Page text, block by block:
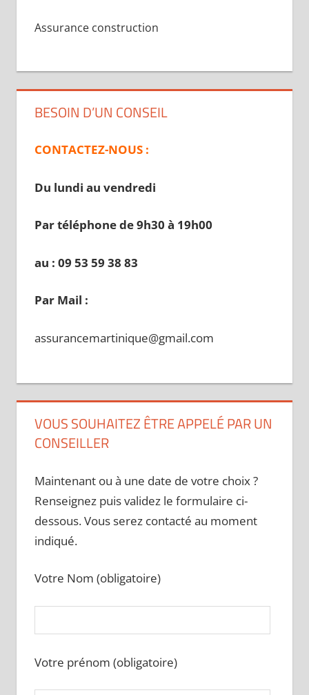
Assurance construction
BESOIN D’UN CONSEIL
CONTACTEZ-NOUS :
Du lundi au vendredi
Par téléphone de 9h30 à 19h00
au : 09 53 59 38 83
Par Mail :
assurancemartinique@gmail.com
VOUS SOUHAITEZ ÊTRE APPELÉ PAR UN
CONSEILLER
Maintenant ou à une date de votre choix ?
Renseignez puis validez le formulaire ci-
dessous. Vous serez contacté au moment
indiqué.
Votre Nom (obligatoire)
Votre prénom (obligatoire)